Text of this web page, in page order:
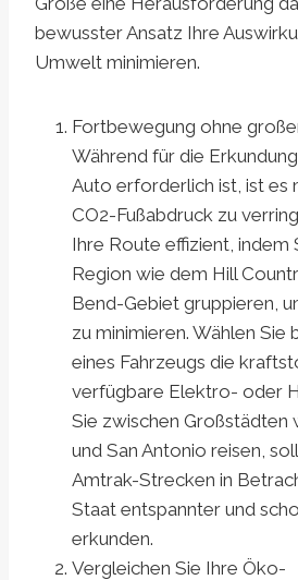
bewusster Ansatz Ihre
Umwelt minimieren.
Fortbewegung ohne
Während für die
Auto erforderlich ist, ist es
CO2-Fußabdruck zu
Ihre Route effizient, indem
Region wie dem Hill
Bend-Gebiet gruppieren,
zu minimieren. Wählen Sie
eines Fahrzeugs die
verfügbare Elektro- oder
Sie zwischen Großstädten
und San Antonio reisen,
Amtrak-Strecken in
Staat entspannter und
erkunden.
Vergleichen Sie Ihre Öko-